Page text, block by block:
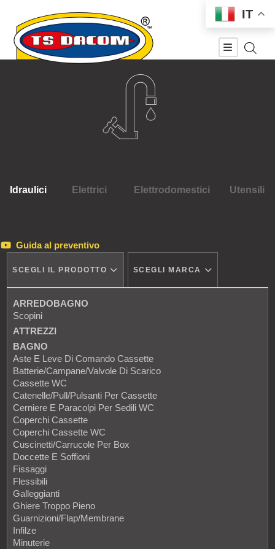
Idraulici Elettrici Elettrodomestici Utensili
Guida al preventivo
SCEGLI IL PRODOTTO SCEGLI MARCA
ARREDOBAGNO
Scopini
ATTREZZI
BAGNO
Aste E Leve Di Comando Cassette
Batterie/Campane/Valvole Di Scarico
Cassette WC
Catenelle/Pull/Pulsanti Per Cassette
Cerniere E Paracolpi Per Sedili WC
Coperchi Cassette
Coperchi Cassette WC
Cuscinetti/Carrucole Per Box
Doccette E Soffioni
Fissaggi
Flessibili
Galleggianti
Ghiere Troppo Pieno
Guarnizioni/Flap/Membrane
Infilze
Minuterie
IT